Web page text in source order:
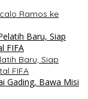
Ramos ke
Baru, Siap
FIFA